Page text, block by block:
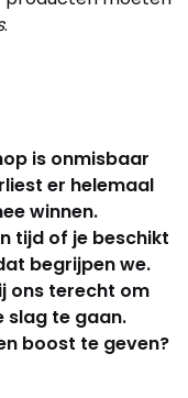
.
is onmisbaar
er helemaal
winnen.
tijd of je beschikt
begrijpen we.
ons terecht om
slag te gaan.
boost te geven?